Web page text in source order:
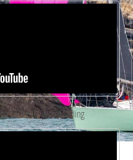
OSR 6.01 World Sailing